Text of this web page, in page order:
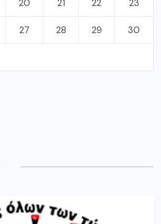
20 21 22 23
27 28 29 30